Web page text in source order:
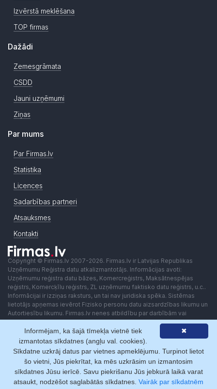
Izvērstā meklēšana
TOP firmas
Dažādi
Zemesgrāmata
CSDD
Jauni uzņēmumi
Ziņas
Par mums
Par Firmas.lv
Statistika
Licences
Sadarbības partneri
Atsauksmes
Kontakti
Copyright © Firmas.lv 2007-2026. Firmas.lv ir Latvijas Republikas
Uzņēmumu Reģistra datu atkalizmantotājs. Informācijas avoti:
Uzņēmumu reģistra datu bāzes, Komercreģistrs, Maksātnespējas
reģistrs, Komercķīlu reģistrs, ZL uzņēmumu faktisko datu reģistrs, u.c..
Informācijai ir izziņas raksturs, un tai nav juridiska spēka. Sistēmas
lietotājs apņemas ievērot Fizisko personu datu aizsardzības likumu un
Autortiesību likumu. Firmas.lv nenes atbildību par darbībām vai
lēmumiem, kas balstīti uz saņemto pakalpojumu. Lietotājam aizliegts
izmantot jebkādas automatizētas sistēmas vai iekārtas (robotus)
piekļuvei sistēmai bez rakstiskas saskaņošanas ar Firmas.lv. Galvenā
redaktore: Ingūna Pempere.
Lietošanas noteikumi
Privātuma politika Norēķini ar
✖
Informējam, ka šajā tīmekļa vietnē tiek
izmantotas sīkdatnes (angļu val. cookies).
Sīkdatne uzkrāj datus par vietnes apmeklējumu. Turpinot lietot
šo vietni, Jūs piekrītat, ka mēs uzkrāsim un izmantosim
sīkdatnes Jūsu ierīcē. Savu piekrišanu Jūs jebkurā laikā varat
atsaukt, nodzēšot saglabātās sīkdatnes. Vairāk par sīkdatnēm